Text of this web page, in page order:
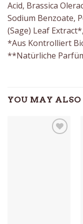
Acid, Brassica
Sodium Benzoate,
(Sage) Leaf
*Aus Kontrolliert
**Natürliche
YOU MAY